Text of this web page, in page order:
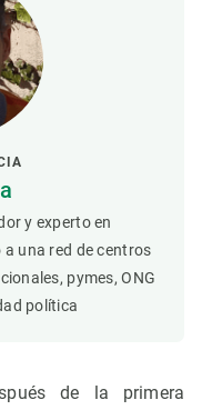
y experto en
una red de centros
pymes, ONG
política
de la primera